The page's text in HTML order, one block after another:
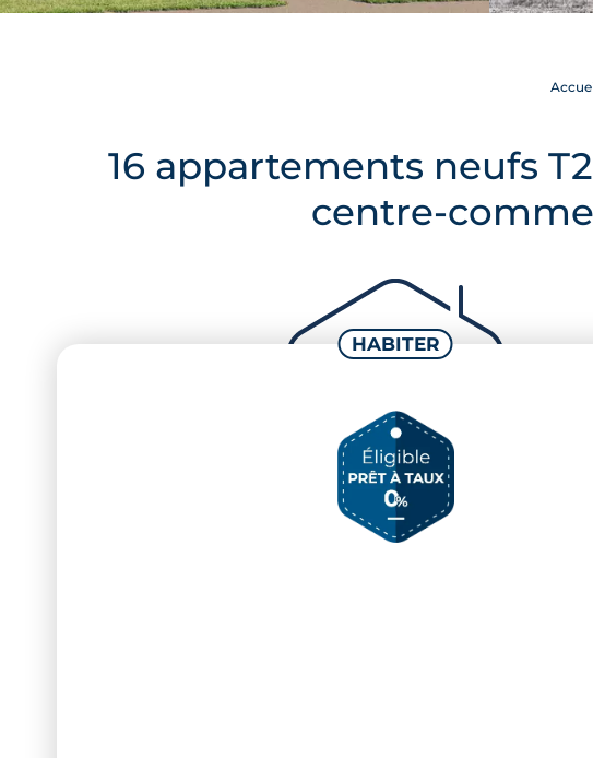
16 appartements neufs
centre-